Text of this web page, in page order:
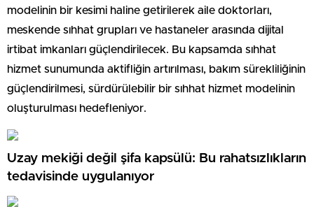
modelinin bir kesimi haline getirilerek aile doktorları,
meskende sıhhat grupları ve hastaneler arasında dijital
irtibat imkanları güçlendirilecek. Bu kapsamda sıhhat
hizmet sunumunda aktifliğin artırılması, bakım sürekliliğinin
güçlendirilmesi, sürdürülebilir bir sıhhat hizmet modelinin
oluşturulması hedefleniyor.
Uzay mekiği değil şifa kapsülü: Bu rahatsızlıkların
tedavisinde uygulanıyor